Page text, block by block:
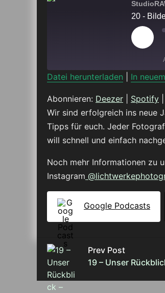
20 -
Play
RSS FEED
LINK
EMBED
Datei herunterladen In
Abonnieren: Deezer Spotify
Wir sind erfolgreich ins neue
Tipps für euch. Jeder
will schnell und einfach
Noch mehr Informationen zu
Instagram
Google Podcasts
Prev Post
19 – Unser